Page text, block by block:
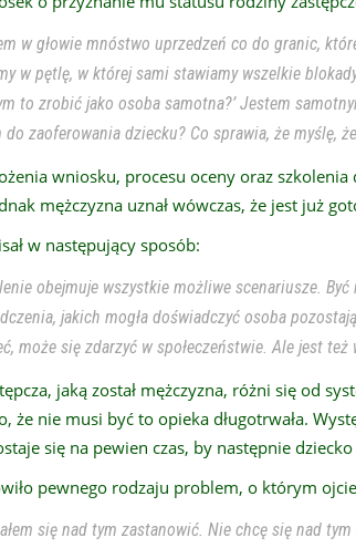
w głowie mnóstwo uprzedzeń co do granic,
w pętlę, w której sami stawiamy wszelkie
to zrobić jako osoba samotna?’ Jestem
do zaoferowania dziecku? Co sprawia, że ​​myślę,
wniosku, procesu oceny oraz
mężczyzna uznał wówczas, że jest już
w następujący sposób:
obejmuje wszystkie możliwe scenariusze.
jakich mogła doświadczyć osoba
może się zdarzyć w społeczeństwie. Ale jest
jaką został mężczyzna, różni się od
że nie musi być to opieka długotrwała.
się na pewien czas, by następnie
pewnego rodzaju problem, o którym
się nad tym zastanowić. Nie chcę się nad